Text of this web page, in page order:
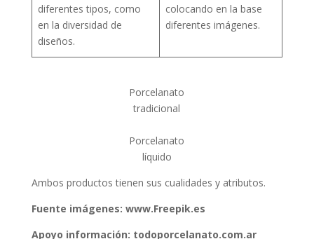
diferentes tipos, como
en la diversidad de
diseños.
colocando en la base
diferentes imágenes.
Porcelanato
tradicional
Porcelanato
líquido
Ambos productos tienen sus cualidades y atributos.
Fuente imágenes: www.Freepik.es
Apoyo información: todoporcelanato.com.ar